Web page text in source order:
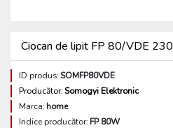
Ciocan de lipit FP 80/VDE
ID produs:SOMFP80VDE
Producător:Somogyi Elektronic
Marca:home
Indice producător:FP 80W